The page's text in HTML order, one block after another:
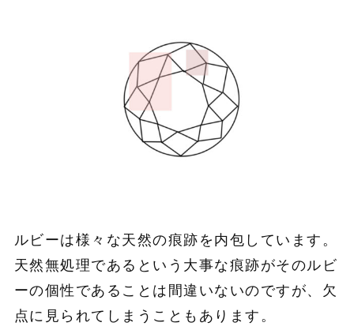
ルビーは様々な天然の痕跡を内包しています。
天然無処理であるという大事な痕跡がそのルビ
ーの個性であることは間違いないのですが、欠
点に見られてしまうこともあります。